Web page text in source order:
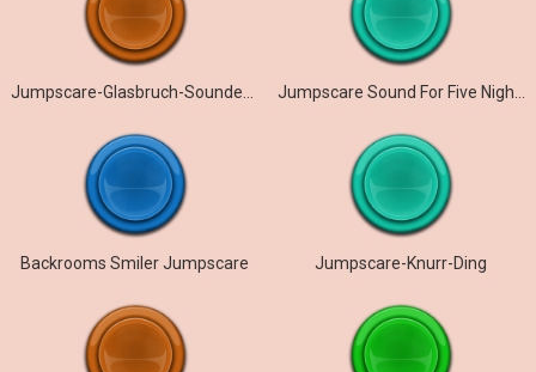
Backrooms Smiler Jumpscare Jumpscare-Knurr-Ding